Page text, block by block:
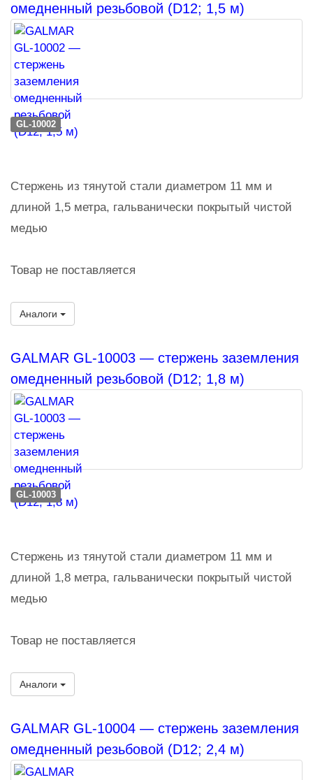
омедненный резьбовой (D12; 1,5 м)
GL-10002
Стержень из тянутой стали диаметром 11 мм и
длиной 1,5 метра, гальванически покрытый чистой
медью
Товар не поставляется
Аналоги
GALMAR GL-10003 — стержень заземления
омедненный резьбовой (D12; 1,8 м)
GL-10003
Стержень из тянутой стали диаметром 11 мм и
длиной 1,8 метра, гальванически покрытый чистой
медью
Товар не поставляется
Аналоги
GALMAR GL-10004 — стержень заземления
омедненный резьбовой (D12; 2,4 м)